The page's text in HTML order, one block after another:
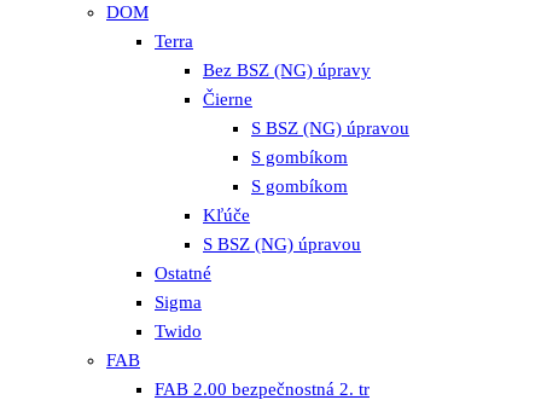
DOM
Terra
Bez BSZ (NG) úpravy
Čierne
S BSZ (NG) úpravou
S gombíkom
S gombíkom
Kľúče
S BSZ (NG) úpravou
Ostatné
Sigma
Twido
FAB
FAB 2.00 bezpečnostná 2. tr